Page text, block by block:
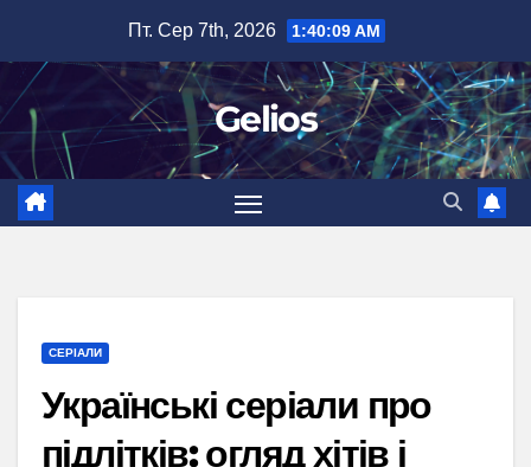
вмісту
Пт. Сер 7th, 2026 1:40:10 AM
Gelios
СЕРІАЛИ
Українські серіали про
підлітків: огляд хітів і